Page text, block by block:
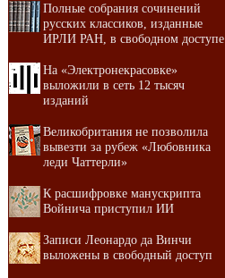
Полные собрания сочинений
русских классиков, изданные
ИРЛИ РАН, в свободном доступе
На «Электронекрасовке»
выложили в сеть 12 тысяч
изданий
Великобритания не позволила
вывезти за рубеж «Любовника
леди Чаттерли»
К расшифровке манускрипта
Войнича приступил ИИ
Записи Леонардо да Винчи
выложены в свободный доступ